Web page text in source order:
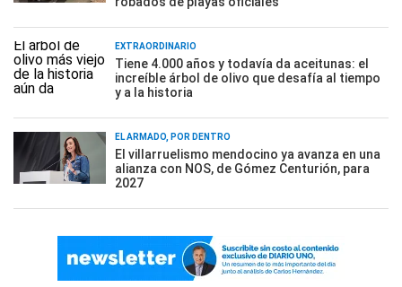
EXTRAORDINARIO
Tiene 4.000 años y todavía da aceitunas: el
increíble árbol de olivo que desafía al tiempo
y a la historia
EL ARMADO, POR DENTRO
El villarruelismo mendocino ya avanza en una
alianza con NOS, de Gómez Centurión, para
2027